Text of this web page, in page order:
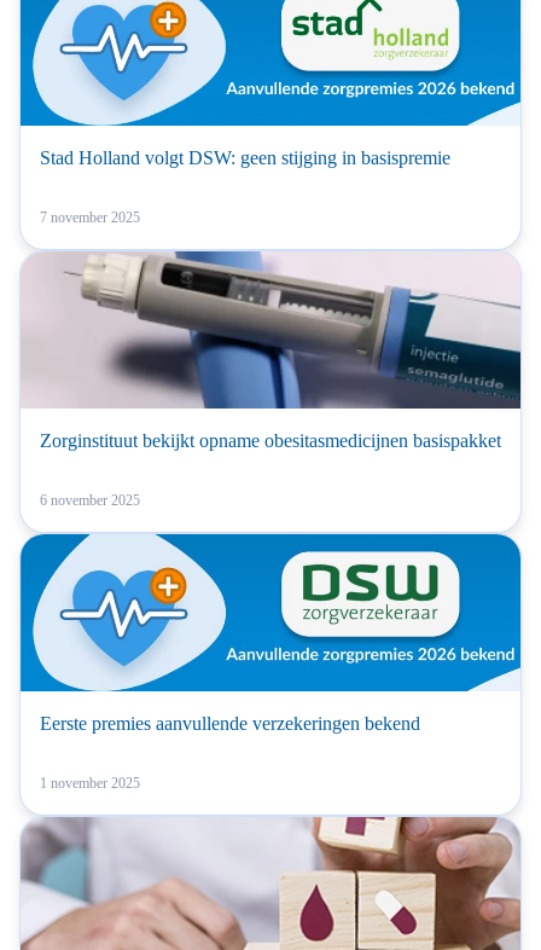
Stad Holland volgt DSW: geen stijging in basispremie
7 november 2025
Zorginstituut bekijkt opname obesitasmedicijnen basispakket
6 november 2025
Eerste premies aanvullende verzekeringen bekend
1 november 2025